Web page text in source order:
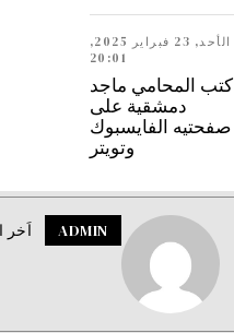
الأحد, 23 فبراير 2025,
20:01
كتب المحامي ماجد
دمشقية على
صفحتيه الفايسبوك
وتويتر
ADMIN اَخر